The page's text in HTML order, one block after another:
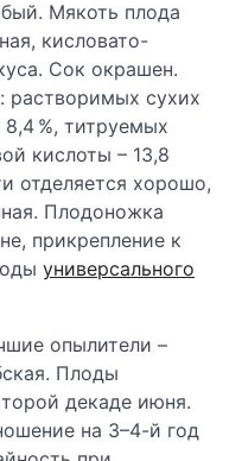
Мякоть плода
кисловато-
Сок окрашен.
растворимых сухих
8,4 %, титруемых
кислоты – 13,8
отделяется хорошо,
Плодоножка
прикрепление к
универсального
опылители –
Плоды
декаде июня.
на 3–4-й год